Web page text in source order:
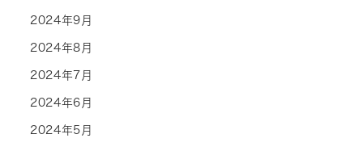
2024年9月
2024年8月
2024年7月
2024年6月
2024年5月